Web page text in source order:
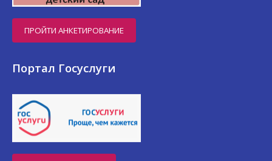
ПРОЙТИ АНКЕТИРОВАНИЕ
Портал Госуслуги